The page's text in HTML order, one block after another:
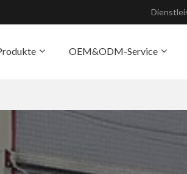
OEM&ODM-Service